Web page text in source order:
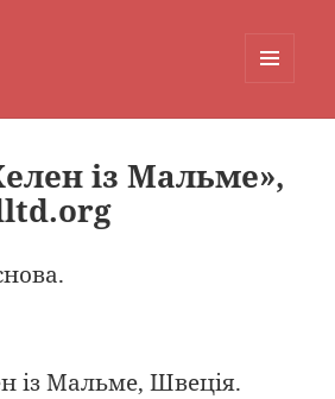
із Мальме»,
із Мальме, Швеція.